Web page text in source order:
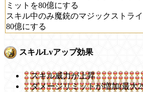
ミットを80億にする
スキル中のみ魔銃のマジックストラ
80億にする
スキルLvアップ効果
スキル威力が上昇
ダメージリミットが増加(最大